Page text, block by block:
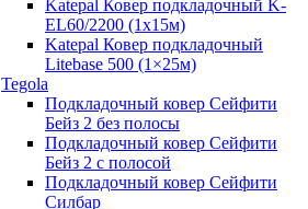
Katepal Ковер подкладочный K-
EL60/2200 (1х15м)
Katepal Ковер подкладочный
Litebase 500 (1×25м)
Tegola
Подкладочный ковер Сейфити
Бейз 2 без полосы
Подкладочный ковер Сейфити
Бейз 2 с полосой
Подкладочный ковер Сейфити
Силбар